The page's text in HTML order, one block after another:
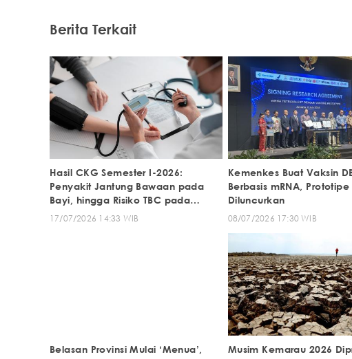
Berita Terkait
Hasil CKG Semester I-2026:
Penyakit Jantung Bawaan pada
Bayi, hingga Risiko TBC pada
Remaja
17/07/2026 14:33 WIB
Kemenkes Buat Vaksin
Berbasis mRNA, Prototipe
Diluncurkan
08/07/2026 17:30 WIB
Belasan Provinsi Mulai ‘Menua’,
Musim Kemarau 2026